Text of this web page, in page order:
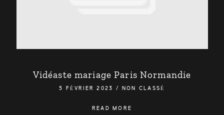
Vidéaste mariage Paris Normandie
5 FÉVRIER 2023 / NON CLASSÉ
READ MORE